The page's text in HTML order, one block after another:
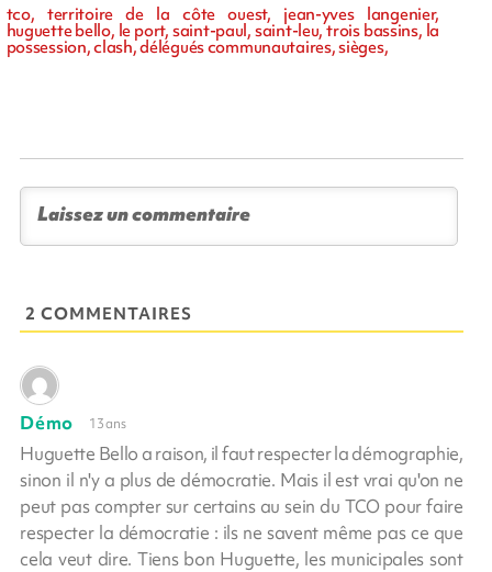
tco, territoire de la côte ouest, jean-yves langenier,
huguette bello, le port, saint-paul, saint-leu, trois bassins, la
possession, clash, délégués communautaires, sièges,
2 COMMENTAIRES
Démo 13 ans
Huguette Bello a raison, il faut respecter la démographie,
sinon il n'y a plus de démocratie. Mais il est vrai qu'on ne
peut pas compter sur certains au sein du TCO pour faire
respecter la démocratie : ils ne savent même pas ce que
cela veut dire. Tiens bon Huguette, les municipales sont